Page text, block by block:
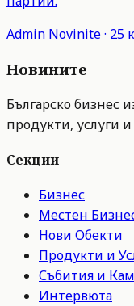
Admin Novinite· 25
Новините
Българско бизнес
продукти, услуги
Секции
Бизнес
Местен
Нови Обекти
Продукти и
Събития и
Интервюта